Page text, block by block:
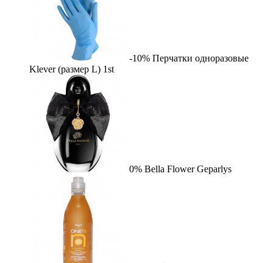
-10% Перчатки одноразовые
Klever (размер L) 1st
0% Bella Flower Geparlys